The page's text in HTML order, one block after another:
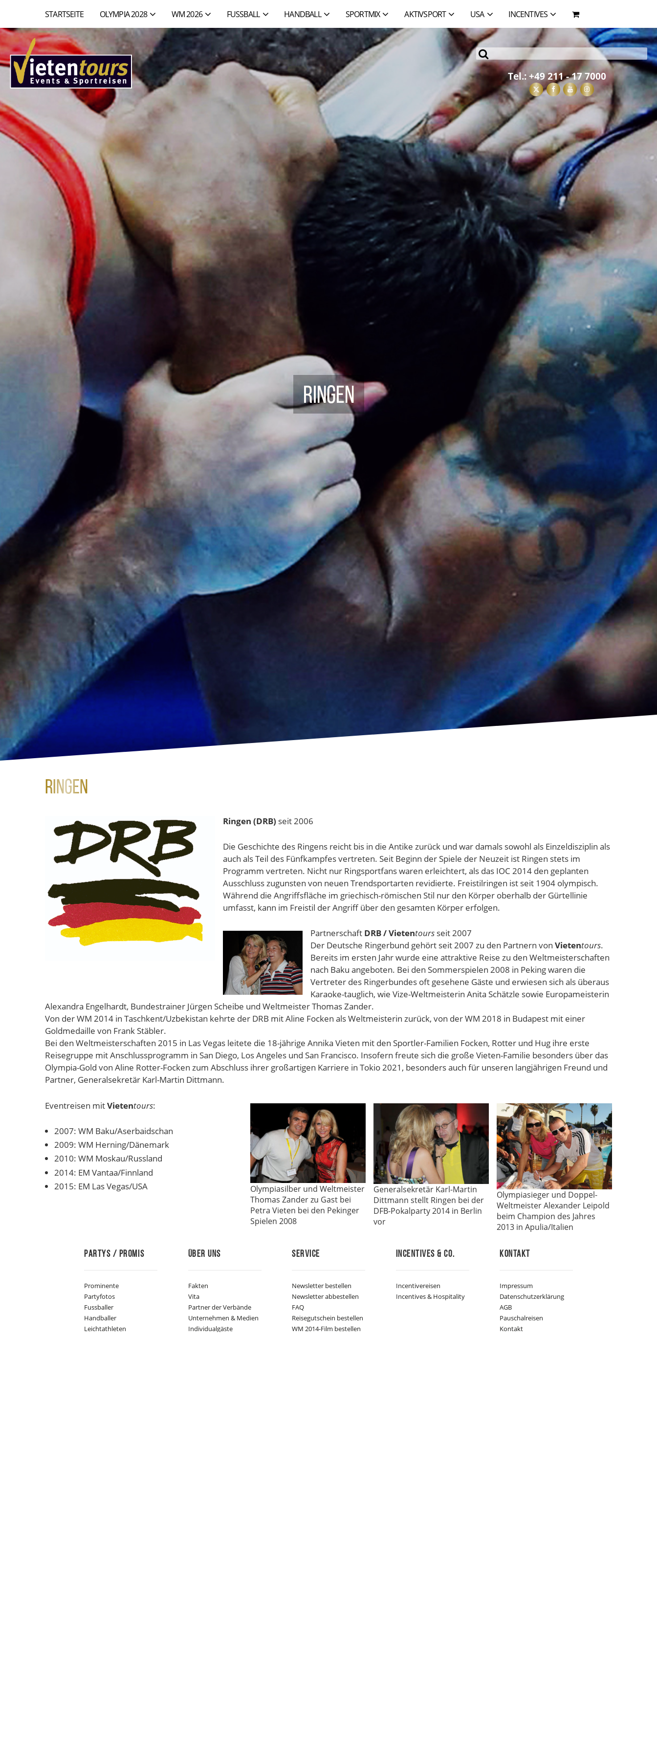
STARTSEITE OLYMPIA 2028 WM 2026 FUSSBALL HANDBALL SPORTMIX AKTIVSPORT USA INCENTIVES
Ringen
Tel.:+49 211 - 17 7000
Ringen
Ringen (DRB) seit 2006
Die Geschichte des Ringens reicht bis in die Antike zurück und war damals sowohl als Einzeldisziplin als
auch als Teil des Fünf­kampfes vertreten. Seit Beginn der Spiele der Neuzeit ist Ringen stets im
Programm vertreten. Nicht nur Ringsportfans waren erleichtert, als das IOC 2014 den geplanten
Ausschluss zugunsten von neuen Trend­sportarten revidierte. Freistil­ringen ist seit 1904 olympisch.
Während die Angriffsflä­che im griechisch-römischen Stil nur den Körper oberhalb der Gürtellinie
umfasst, kann im Freistil der Angriff über den gesamten Körper erfolgen.
Partnerschaft DRB / Vietentours seit 2007
Der Deutsche Ringerbund ge­­hört seit 2007 zu den Partnern von Vietentours.
Bereits im ersten Jahr wurde eine attraktive Reise zu den Weltmeis­terschaften
nach Baku angeboten. Bei den Sommerspielen 2008 in Peking wa­ren die
Vertreter des Ringerbundes oft gesehene Gäste und erwiesen sich als überaus
Kara­oke-tauglich, wie Vize-Weltmeisterin Anita Schätzle sowie Europameisterin
Alexandra Engel­hardt, Bundestrainer Jürgen Scheibe und Welt­meister Thomas Zander.
Von der WM 2014 in Taschkent/Uzbekistan kehrte der DRB mit Aline Focken als Weltmeisterin zurück, von der WM 2018 in Budapest mit einer
Goldmedaille von Frank Stäbler.
Bei den Weltmeisterschaften 2015 in Las Vegas leitete die 18-jährige Annika Vieten mit den Sportler-Familien Focken, Rotter und Hug ihre erste
Reisegruppe mit An­schlussprogramm in San Diego, Los Angeles und San Francisco. Insofern freute sich die große Vieten-Familie besonders über das
Olympia-Gold von Aline Rotter-Focken zum Abschluss ihrer großartigen Karriere in Tokio 2021, besonders auch für unseren langjährigen Freund und
Partner, Generalsekretär Karl-Martin Dittmann.
Olympiasieger und Doppel-
Weltmeister Alexander Lei­pold
beim Champion des Jahres
2013 in Apulia/Italien
Generalsekretär Karl-Martin
Dittmann stellt Ringen bei der
DFB-Pokalparty 2014 in Berlin
vor
Olympiasilber und Weltmeister
Thomas Zander zu Gast bei
Petra Vieten bei den Pekinger
Spielen 2008
Eventreisen mitVietentours:
2007: WM Baku/Aserbaidschan
2009: WM Herning/Dänemark
2010: WM Moskau/Russland
2014: EM Vantaa/Finnland
2015: EM Las Vegas/USA
Partys / Promis
Prominente
Partyfotos
Fussballer
Handballer
Leichtathleten
Über Uns
Fakten
Vita
Partner der Verbände
Unternehmen & Medien
Individualgäste
Service
Newsletter bestellen
Newsletter abbestellen
FAQ
Reisegutschein bestellen
WM 2014-Film bestellen
Incentives & Co.
Incentivereisen
Incentives & Hospitality
Kontakt
Impressum
Datenschutzerklärung
AGB
Pauschalreisen
Kontakt